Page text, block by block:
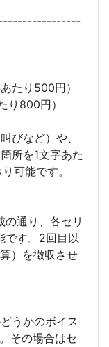
たり500円）
り800円）
びなど）や、
所を1文字あた
可能です。
の通り、各セリ
です。2回目以
）を徴収させ
うかのボイス
その場合はセ